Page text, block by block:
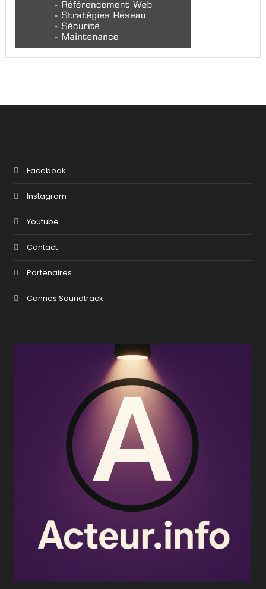
Facebook
Instagram
Youtube
Contact
Partenaires
Cannes Soundtrack